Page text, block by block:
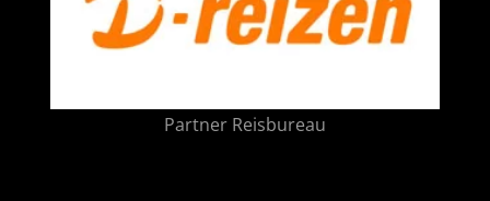
Partner Reisbureau